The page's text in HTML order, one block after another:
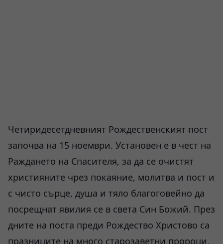
Четиридесетдневният Рождественският пост
започва на 15 ноември. Установен е в чест на
Раждането на Спасителя, за да се очистят
християните чрез покаяние, молитва и пост и
с чисто сърце, душа и тяло благоговейно да
посрещнат явилия се в света Син Божий. През
дните на поста преди Рождество Христово са
празниците на много старозаветни пророци,